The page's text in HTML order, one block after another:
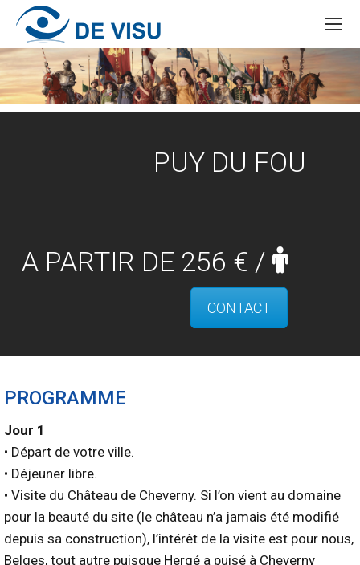
PUY DU FOU
A PARTIR DE 256 € /
CONTACT
PROGRAMME
Jour 1
• Départ de votre ville.
• Déjeuner libre.
• Visite du Château de Cheverny. Si l’on vient au domaine
pour la beauté du site (le château n’a jamais été modifié
depuis sa construction), l’intérêt de la visite est pour nous,
Belges, tout autre puisque Hergé a puisé à Cheverny